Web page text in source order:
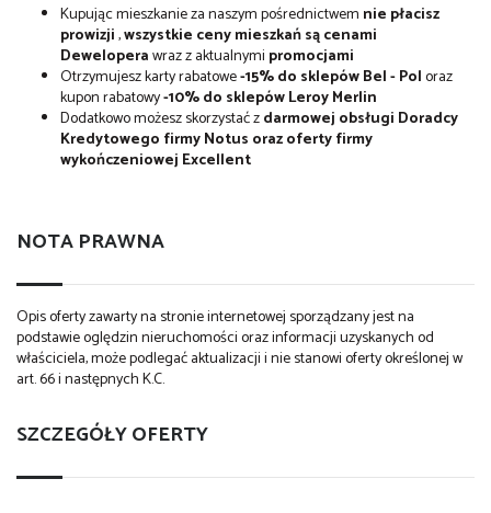
Kupując mieszkanie za naszym pośrednictwem nie płacisz
prowizji,wszystkie ceny mieszkań są cenami
Deweloperawraz z aktualnymi promocjami
Otrzymujesz karty rabatowe-15% do sklepów Bel - Poloraz
kupon rabatowy-10% do sklepów Leroy Merlin
Dodatkowo możesz skorzystać zdarmowej obsługi Doradcy
Kredytowego firmy Notus oraz oferty firmy
wykończeniowej Excellent
NOTA PRAWNA
Opis oferty zawarty na stronie internetowej sporządzany jest na
podstawie oględzin nieruchomości oraz informacji uzyskanych od
właściciela, może podlegać aktualizacji i nie stanowi oferty określonej w
art. 66 i następnych K.C.
SZCZEGÓŁY OFERTY